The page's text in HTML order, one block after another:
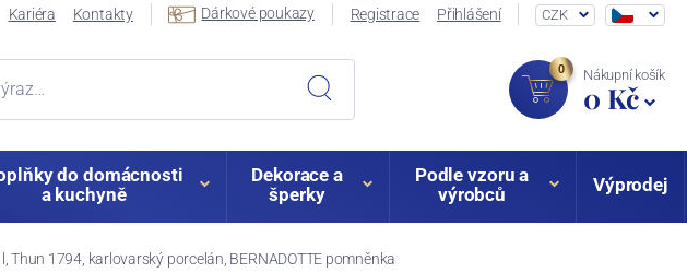
Kariéra Kontakty Dárkové poukazy Registrace Přihlášení CZK
0 Nákupní košík
0 Kč
do domácnosti
a kuchyně
Dekorace a
šperky
Podle vzoru a
výrobců
Výprodej
Thun 1794, karlovarský porcelán, BERNADOTTE pomněnka